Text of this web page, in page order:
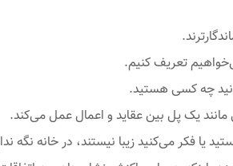
تعریف کنیم.
چه کسی هستید.
مانند یک پل بین عقاید و اعمال عمل می‌کند.
یا فکر می‌کنید زیبا نیستند، در خانه نگه